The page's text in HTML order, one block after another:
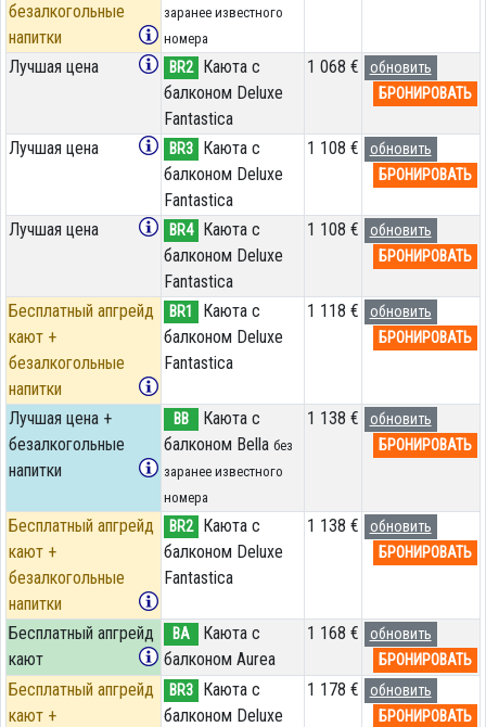
безалкогольные
напитки
заранее известного
номера
Лучшая цена BR2
Каюта с
балконом Deluxe
Fantastica
1 068 €
обновить
БРОНИРОВАТЬ
Лучшая цена BR3
Каюта с
балконом Deluxe
Fantastica
1 108 €
обновить
БРОНИРОВАТЬ
Лучшая цена BR4
Каюта с
балконом Deluxe
Fantastica
1 108 €
обновить
БРОНИРОВАТЬ
Бесплатный апгрейд
кают +
безалкогольные
напитки
BR1
Каюта с
балконом Deluxe
Fantastica
1 118 €
обновить
БРОНИРОВАТЬ
Лучшая цена +
безалкогольные
напитки
BB
Каюта с
балконом Bella без
заранее известного
номера
1 138 €
обновить
БРОНИРОВАТЬ
Бесплатный апгрейд
кают +
безалкогольные
напитки
BR2
Каюта с
балконом Deluxe
Fantastica
1 138 €
обновить
БРОНИРОВАТЬ
Бесплатный апгрейд
кают
BA
Каюта с
балконом Aurea
1 168 €
обновить
БРОНИРОВАТЬ
Бесплатный апгрейд
кают +
BR3
Каюта с
балконом Deluxe
1 178 €
обновить
БРОНИРОВАТЬ